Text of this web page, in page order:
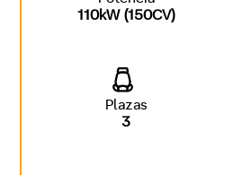
110kW (150CV)
Plazas
3